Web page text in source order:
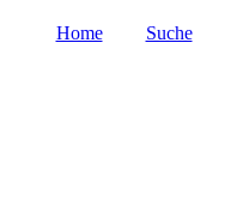
Home Suche